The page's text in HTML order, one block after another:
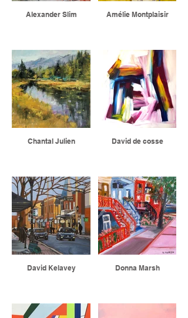
Alexander Slim Amélie Montplaisir
Chantal Julien David de cosse
David Kelavey Donna Marsh